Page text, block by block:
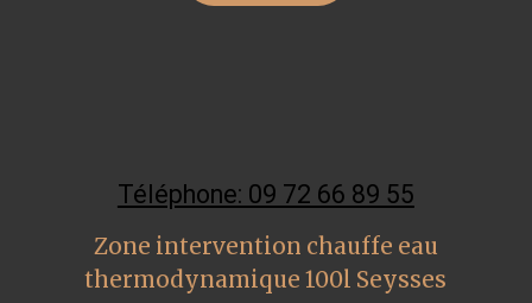
Téléphone: 09 72 66 89 55
Zone intervention chauffe eau
thermodynamique 100l Seysses